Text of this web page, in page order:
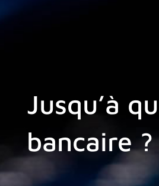
Jusqu’à
bancaire